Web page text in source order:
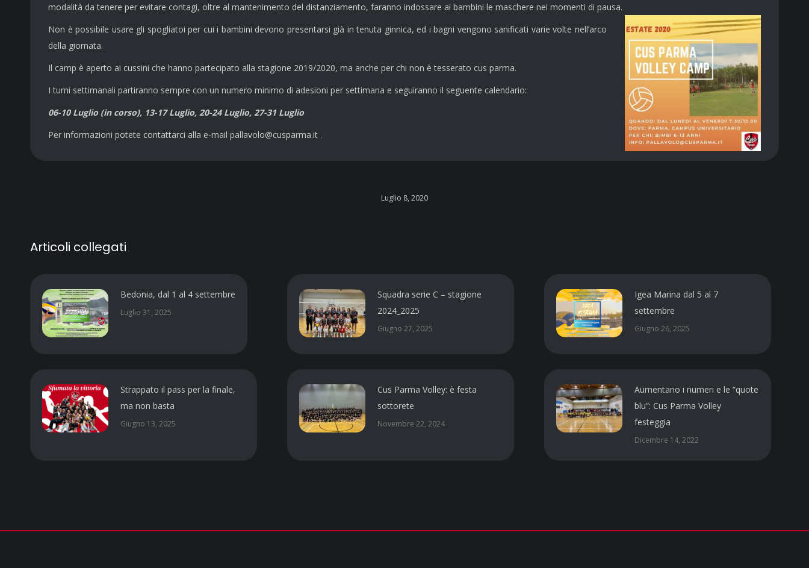
modalità da tenere per evitare contagi, oltre al mantenimento del distanziamento, faranno indossare ai bambini le maschere nei momenti di pausa.
Non è possibile usare gli spogliatoi per cui i bambini devono presentarsi già in tenuta ginnica, ed i bagni vengono sanificati varie volte nell’arco
della giornata.
Il camp è aperto ai cussini che hanno partecipato alla stagione 2019/2020, ma anche per chi non è tesserato cus parma.
I turni settimanali partiranno sempre con un numero minimo di adesioni per settimana e seguiranno il seguente calendario:
06-10 Luglio (in corso), 13-17 Luglio, 20-24 Luglio, 27-31 Luglio
Per informazioni potete contattarci alla e-mail pallavolo@cusparma.it .
Luglio 8, 2020
Articoli collegati
Bedonia, dal 1 al 4 settembre
Luglio 31, 2025
Squadra serie C – stagione
2024_2025
Giugno 27, 2025
Igea Marina dal 5 al 7
settembre
Giugno 26, 2025
Strappato il pass per la finale,
ma non basta
Giugno 13, 2025
Cus Parma Volley: è festa
sottorete
Novembre 22, 2024
Aumentano i numeri e le “quote
blu”: Cus Parma Volley
festeggia
Dicembre 14, 2022